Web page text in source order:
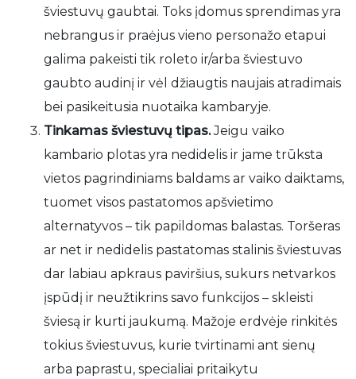
šviestuvų gaubtai. Toks įdomus sprendimas yra
nebrangus ir praėjus vieno personažo etapui
galima pakeisti tik roleto ir/arba šviestuvo
gaubto audinį ir vėl džiaugtis naujais atradimais
bei pasikeitusia nuotaika kambaryje.
Tinkamas šviestuvų tipas.Jeigu vaiko
kambario plotas yra nedidelis ir jame trūksta
vietos pagrindiniams baldams ar vaiko daiktams,
tuomet visos pastatomos apšvietimo
alternatyvos – tik papildomas balastas. Toršeras
ar net ir nedidelis pastatomas stalinis šviestuvas
dar labiau apkraus paviršius, sukurs netvarkos
įspūdį ir neužtikrins savo funkcijos – skleisti
šviesą ir kurti jaukumą. Mažoje erdvėje rinkitės
tokius šviestuvus, kurie tvirtinami ant sienų
arba paprastu, specialiai pritaikytu